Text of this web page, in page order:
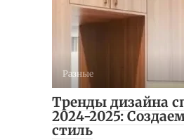
Разные
Тренды дизайна
2024-2025:
стиль